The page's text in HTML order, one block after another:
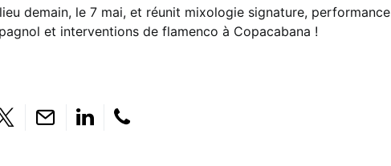
lieu demain, le 7 mai, et réunit mixologie signature, performance
et interventions de flamenco à Copacabana !